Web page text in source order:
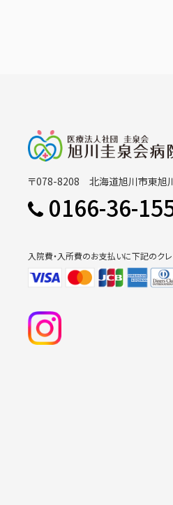
〒078-8208 北海道旭川市東旭
0166-36-
入院費・入所費のお支払いに下記のクレ